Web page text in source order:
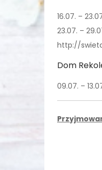
16.07. –
23.07. –
http://
Dom
09.07. –